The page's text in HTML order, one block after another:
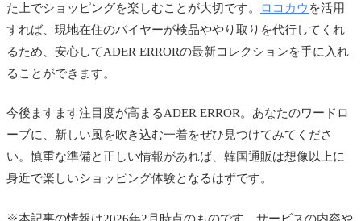
た上でショッピングを楽しむことが大切です。
ロコカウ を活用
すれば、現地在住のバイヤーが検品ややり取りを代行してくれ
るため、安心してADER ERRORの最新コレクションを手に入れ
ることができます。
今後ますます注目度が高まるADER ERROR。あなたのワードロ
ーブに、新しい風を吹き込む一着をぜひ見つけてみてくださ
い。慎重な準備と正しい情報があれば、韓国通販は想像以上に
身近で楽しいショッピング体験となるはずです。
※本記事の情報は2026年2月時点のものです。サービスの内容や